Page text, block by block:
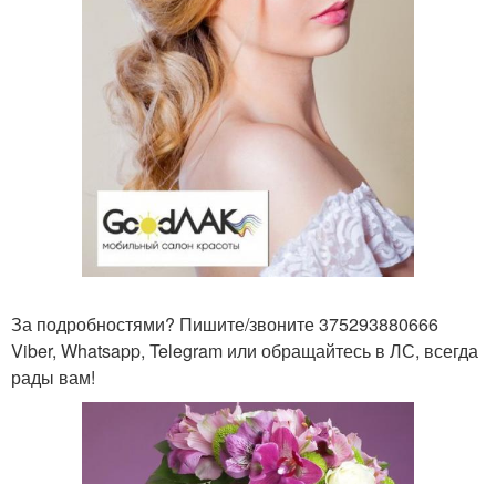
За подробностями? Пишите/звоните 375293880666
Viber, Whatsapp, Telegram или обращайтесь в ЛС, всегда
рады вам!